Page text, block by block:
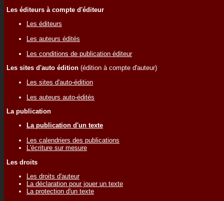
Les éditeurs à compte d'éditeur
Les éditeurs
Les auteurs édités
Les conditions de publication éditeur
Les sites d'auto édition (édition à compte d'auteur)
Les sites d'auto-édition
Les auteurs auto-édités
La publication
La publication d'un texte
Les calendriers des publications
L'écriture sur mesure
Les droits
Les droits d'auteur
La déclaration pour jouer un texte
La protection d'un texte